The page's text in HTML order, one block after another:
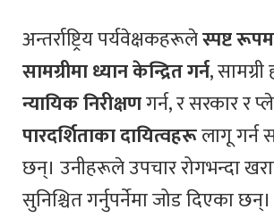
अन्तर्राष्ट्रिय पर्यवेक्षकहरूलेस्पष्ट
सामग्रीमा ध्यान केन्द्रित गर्न,
न्यायिक निरीक्षणगर्न, र सरकार र
पारदर्शिताका दायित्वहरूलागू गर्न
छन्। उनीहरूले उपचार रोगभन्दा
सुनिश्चित गर्नुपर्नेमा जोड दिएका छन्।